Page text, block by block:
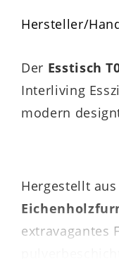
Hersteller/
Der Esstisch
Interliving
modern
Hergestellt aus
extravagantes